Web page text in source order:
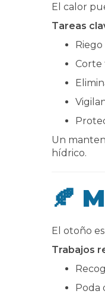
El calor
Tareas
Corte
Un
hídrico.
🍂
El otoño
Trabajos
Poda